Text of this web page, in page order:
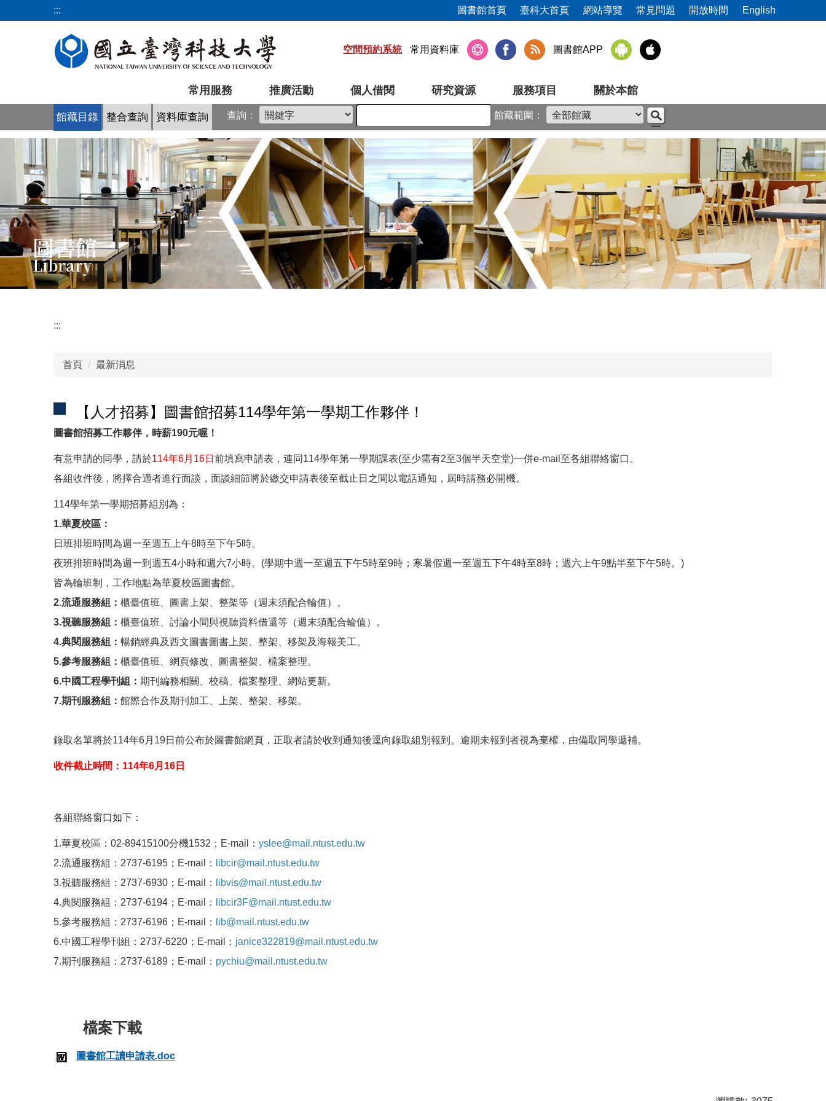
到
::: 圖書館首頁 臺科大首頁 網站導覽 常見問題 開放時間 English
常用服務 推廣活動 個人借閱 研究資源 服務項目 關於本館
空間預約系統 常用資料庫 圖書館APP
圖書館
Library
館藏目錄 整合查詢 資料庫查詢 查詢： 館藏範圍：
:::
首頁 最新消息
【人才招募】圖書館招募114學年第一學期工作夥伴！
圖書館招募工作夥伴，時薪190元喔！
有意申請的同學，請於114年6月16日 前填寫申請表，連同114學年第一學期課表(至少需有2至3個半天空堂)一併e-mail至各組聯絡窗口。
各組收件後，將擇合適者進行面談，面談細節將於繳交申請表後至截止日之間以電話通知，屆時請務必開機。
114學年第一學期招募組別為：
1.華夏校區：
日班排班時間為週一至週五上午8時至下午5時。
夜班排班時間為週一到週五4小時和週六7小時。(學期中週一至週五下午5時至9時；寒暑假週一至週五下午4時至8時；週六上午9點半至下午5時。)
皆為輪班制，工作地點為華夏校區圖書館。
2.流通服務組： 櫃臺值班、圖書上架、整架等（週末須配合輪值）。
3.視聽服務組： 櫃臺值班、討論小間與視聽資料借還等（週末須配合輪值）。
4.典閱服務組： 暢銷經典及西文圖書圖書上架、整架、移架及海報美工。
5.參考服務組： 櫃臺值班、網頁修改、圖書整架、檔案整理。
6.中國工程學刊組： 期刊編務相關、校稿、檔案整理、網站更新。
7.期刊服務組： 館際合作及期刊加工、上架、整架、移架。
錄取名單將於114年6月19日前公布於圖書館網頁，正取者請於收到通知後逕向錄取組別報到。逾期未報到者視為棄權，由備取同學遞補。
收件截止時間：114年6月16日
各組聯絡窗口如下：
1.華夏校區：02-89415100分機1532；E-mail： yslee@mail.ntust.edu.tw
2.流通服務組：2737-6195；E-mail：
libcir@mail.ntust.edu.tw
3.視聽服務組：2737-6930；E-mail：
libvis@mail.ntust.edu.tw
4.典閱服務組：2737-6194；E-mail：
libcir3F@mail.ntust.edu.tw
5.參考服務組：2737-6196；E-mail：
lib@mail.ntust.edu.tw
6.中國工程學刊組：2737-6220；E-mail： janice322819@mail.ntust.edu.tw
7.期刊服務組：2737-6189；E-mail： pychiu@mail.ntust.edu.tw
圖書館工讀申請表.doc